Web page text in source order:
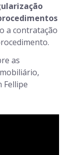
a contratação
as
Fellipe